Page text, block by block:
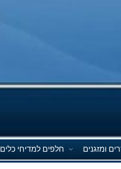
ומזגנים חלפים למדיחי כלים